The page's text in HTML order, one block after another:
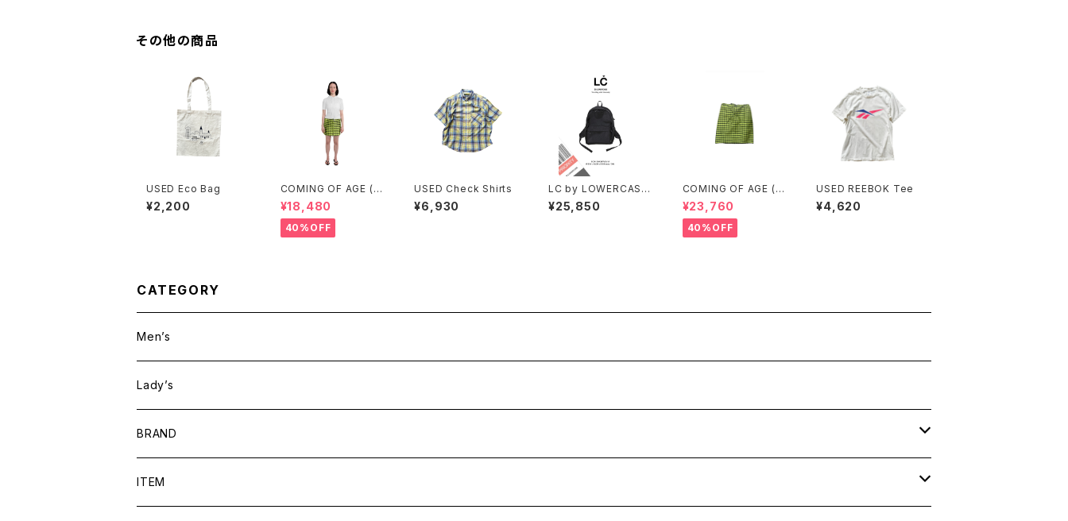
その他の商品
USED Eco Bag
¥2,200
COMING OF AGE (カ
ミングオブエイジ) DRA
WSTRING MINI SKIR
T (GINGHAM LIME/B
LACK）
¥18,480
40%OFF
USED Check Shirts
¥6,930
LC by LOWERCASE
(エルシーバイロウワー
ケース) LC01 BACKP
¥25,850
COMING OF AGE (カ
ミングオブエイジ) DRA
WSTRING MIDI SKIR
T（GINGHAM LIME/B
LACK）
¥23,760
40%OFF
USED REEBOK Tee
¥4,620
CATEGORY
Men’s
Lady’s
BRAND
BAICYCLON by bagjack
ITEM